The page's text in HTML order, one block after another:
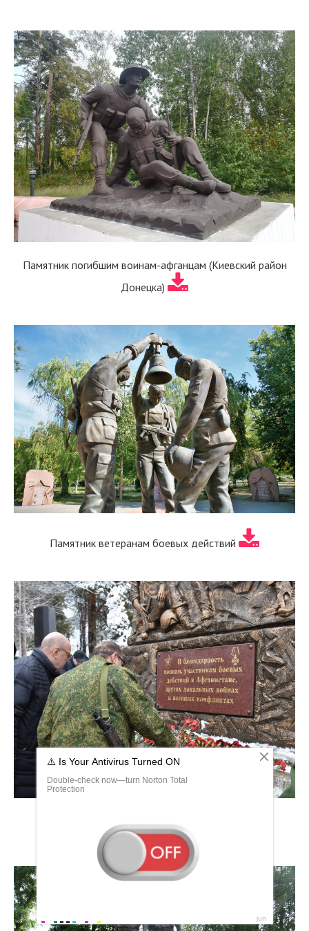
Памятник погибшим воинам-афганцам (Киевский район
Донецка)
Памятник ветеранам боевых действий
Погибшие воины афганцы